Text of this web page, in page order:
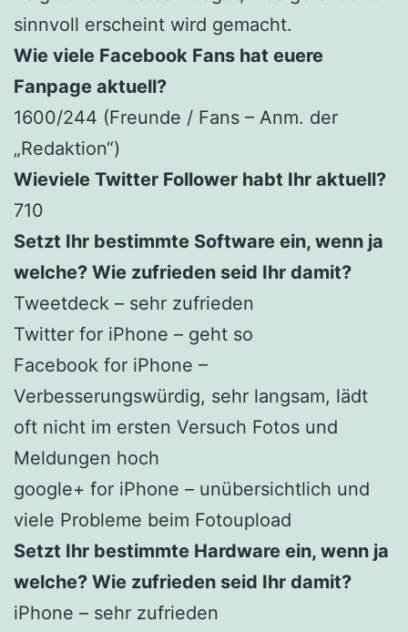
sinnvoll erscheint wird gemacht.
Wie viele Facebook Fans hat euere
Fanpage aktuell?
1600/244 (Freunde / Fans – Anm. der
„Redaktion“)
Wieviele Twitter Follower habt Ihr aktuell?
710
Setzt Ihr bestimmte Software ein, wenn ja
welche? Wie zufrieden seid Ihr damit?
Tweetdeck – sehr zufrieden
Twitter for iPhone – geht so
Facebook for iPhone –
Verbesserungswürdig, sehr langsam, lädt
oft nicht im ersten Versuch Fotos und
Meldungen hoch
google+ for iPhone – unübersichtlich und
viele Probleme beim Fotoupload
Setzt Ihr bestimmte Hardware ein, wenn ja
welche? Wie zufrieden seid Ihr damit?
iPhone – sehr zufrieden